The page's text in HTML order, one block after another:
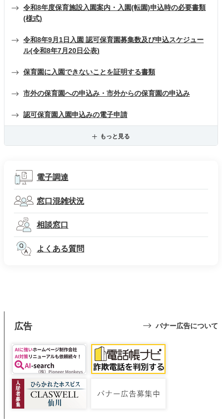
令和8年度保育施設入園案内・入園(転園)申込時の必要書類
(様式)
令和8年9月1日入園 認可保育園募集数及び申込スケジュー
ル(令和8年7月20日公表)
保育園に入園できないことを証明する書類
市外の保育園への申込み・市外からの保育園の申込み
認可保育園入園申込みの電子申請
もっと見る
電子調達
窓口混雑状況
相談窓口
よくある質問
広告 バナー広告について